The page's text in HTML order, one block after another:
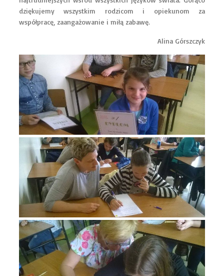
dziękujemy wszystkim rodzicom i opiekunom za
współpracę, zaangażowanie i miłą zabawę.
Alina Górszczyk